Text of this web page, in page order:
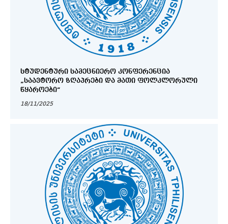
ᲡᲢᲣᲓᲔᲜᲢᲣᲠᲘ ᲡᲐᲛᲔᲪᲜᲘᲔᲠᲝ ᲙᲝᲜᲤᲔᲠᲔᲜᲪᲘᲐ
„ᲡᲐᲐᲕᲢᲝᲠᲝ ᲖᲦᲐᲞᲠᲔᲑᲘ ᲓᲐ ᲛᲐᲗᲘ ᲤᲝᲚᲙᲚᲝᲠᲣᲚᲘ
ᲬᲧᲐᲠᲝᲔᲑᲘ“
18/11/2025